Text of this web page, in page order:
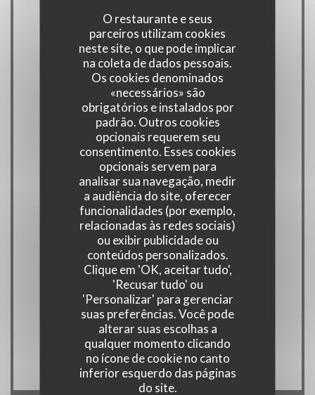
O restaurante e seus
parceiros utilizam cookies
neste site, o que pode implicar
na coleta de dados pessoais.
Os cookies denominados
«necessários» são
obrigatórios e instalados por
padrão. Outros cookies
opcionais requerem seu
consentimento. Esses cookies
opcionais servem para
analisar sua navegação, medir
a audiência do site, oferecer
funcionalidades (por exemplo,
relacionadas às redes sociais)
ou exibir publicidade ou
conteúdos personalizados.
Clique em 'OK, aceitar tudo',
'Recusar tudo' ou
'Personalizar' para gerenciar
suas preferências. Você pode
alterar suas escolhas a
qualquer momento clicando
no ícone de cookie no canto
inferior esquerdo das páginas
do site.
Informações gerais
Culinária
Caseiro, produtos frescos
Tipo de empresa
Serviços
Ar condicionado, Acesso para pessoas com
mobilidade reduzida, Esplanada
Métodos de pagamento
Ticket restaurante digital, Cheque Sodexo,
Apple Pay, Pagamento sem contato,
Eurocard/Mastercard, Títulos de restaurante,
Dinheiro, Visa, Cheques de férias, American
Express, Cartão Azul